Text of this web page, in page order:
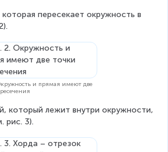
пересекает окружность в
и прямая имеют две
который лежит внутри окружности,
рис. 3).